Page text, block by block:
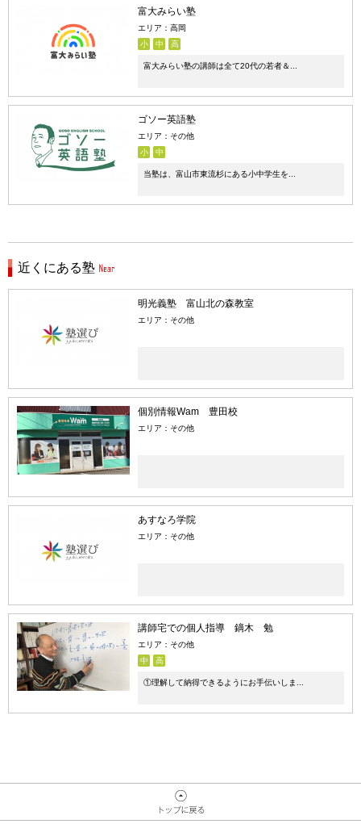
富大みらい塾
エリア：高岡
小
中 高
富大みらい塾の講師は全て20代の若者＆...
ゴソー英語塾
エリア：その他
小
中
当塾は、富山市東流杉にある小中学生を...
近くにある塾
明光義塾 富山北の森教室
エリア：その他
個別情報Wam 豊田校
エリア：その他
あすなろ学院
エリア：その他
講師宅での個人指導 鏑木 勉
エリア：その他
中
高
①理解して納得できるようにお手伝いしま...